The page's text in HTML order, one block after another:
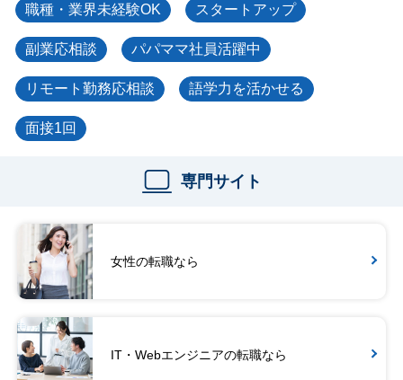
職種・業界未経験OK スタートアップ
副業応相談 パパママ社員活躍中
リモート勤務応相談 語学力を活かせる
面接1回
専門サイト
女性の転職なら
IT・Webエンジニアの転職なら